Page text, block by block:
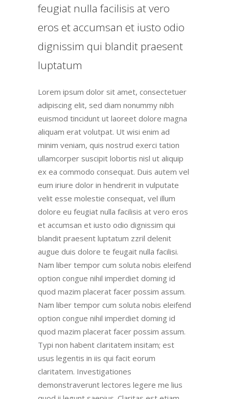
feugiat nulla facilisis at vero
eros et accumsan et iusto odio
dignissim qui blandit praesent
luptatum
Lorem ipsum dolor sit amet, consectetuer
adipiscing elit, sed diam nonummy nibh
euismod tincidunt ut laoreet dolore magna
aliquam erat volutpat. Ut wisi enim ad
minim veniam, quis nostrud exerci tation
ullamcorper suscipit lobortis nisl ut aliquip
ex ea commodo consequat. Duis autem vel
eum iriure dolor in hendrerit in vulputate
velit esse molestie consequat, vel illum
dolore eu feugiat nulla facilisis at vero eros
et accumsan et iusto odio dignissim qui
blandit praesent luptatum zzril delenit
augue duis dolore te feugait nulla facilisi.
Nam liber tempor cum soluta nobis eleifend
option congue nihil imperdiet doming id
quod mazim placerat facer possim assum.
Nam liber tempor cum soluta nobis eleifend
option congue nihil imperdiet doming id
quod mazim placerat facer possim assum.
Typi non habent claritatem insitam; est
usus legentis in iis qui facit eorum
claritatem. Investigationes
demonstraverunt lectores legere me lius